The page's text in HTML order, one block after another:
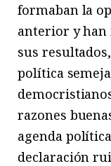
formaban la
anterior y han
sus
política
razones
agenda
declaración